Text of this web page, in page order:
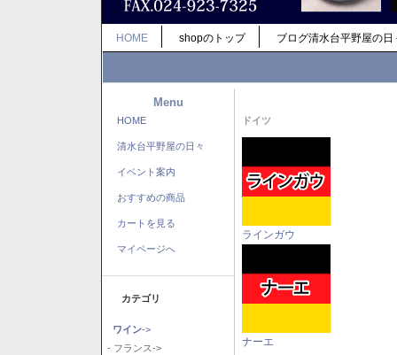
HOME shopのトップ ブログ清水台平野屋の日
Menu
HOME
清水台平野屋の日々
イベント案内
おすすめの商品
カートを見る
マイページへ
カテゴリ
ワイン->
- フランス->
ドイツ
ラインガウ
ナーエ